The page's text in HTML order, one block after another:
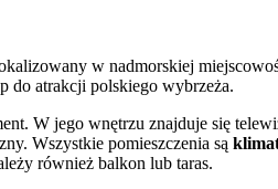
w nadmorskiej
do atrakcji polskiego wybrzeża.
W jego wnętrzu znajduje się
Wszystkie pomieszczenia są
również balkon lub taras.